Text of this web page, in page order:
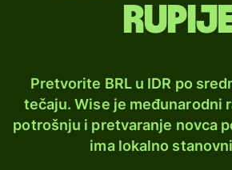
Pretvorite BRL u IDR po
tečaju. Wise je međunarodni
potrošnju i pretvaranje novca
ima lokalno